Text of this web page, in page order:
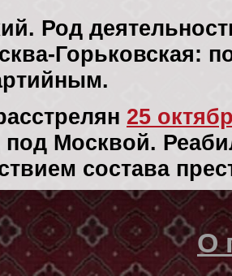
Род
Горьковская:
25
Москвой.
состава
О